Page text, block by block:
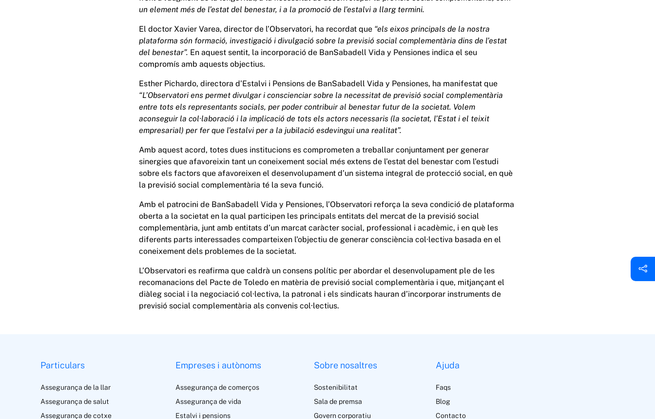
un element més de l’estat del benestar, i a la promoció de l’estalvi a llarg termini.
El doctor Xavier Varea, director de l’Observatori, ha recordat que “els eixos principals de la nostra
plataforma són formació, investigació i divulgació sobre la previsió social complementària dins de l’estat
del benestar”. En aquest sentit, la incorporació de BanSabadell Vida y Pensiones indica el seu
compromís amb aquests objectius.
Esther Pichardo, directora d’Estalvi i Pensions de BanSabadell Vida y Pensiones, ha manifestat que
“L’Observatori ens permet divulgar i conscienciar sobre la necessitat de previsió social complementària
entre tots els representants socials, per poder contribuir al benestar futur de la societat. Volem
aconseguir la col·laboració i la implicació de tots els actors necessaris (la societat, l’Estat i el teixit
empresarial) per fer que l’estalvi per a la jubilació esdevingui una realitat”.
Amb aquest acord, totes dues institucions es comprometen a treballar conjuntament per generar
sinergies que afavoreixin tant un coneixement social més extens de l’estat del benestar com l’estudi
sobre els factors que afavoreixen el desenvolupament d’un sistema integral de protecció social, en què
la previsió social complementària té la seva funció.
Amb el patrocini de BanSabadell Vida y Pensiones, l’Observatori reforça la seva condició de plataforma
oberta a la societat en la qual participen les principals entitats del mercat de la previsió social
complementària, junt amb entitats d’un marcat caràcter social, professional i acadèmic, i en què les
diferents parts interessades comparteixen l’objectiu de generar consciència col·lectiva basada en el
coneixement dels problemes de la societat.
L’Observatori es reafirma que caldrà un consens polític per abordar el desenvolupament ple de les
recomanacions del Pacte de Toledo en matèria de previsió social complementària i que, mitjançant el
diàleg social i la negociació col·lectiva, la patronal i els sindicats hauran d’incorporar instruments de
previsió social complementària als convenis col·lectius.
Particulars
Assegurança de la llar
Assegurança de salut
Assegurança de cotxe
Empreses i autònoms
Assegurança de comerços
Assegurança de vida
Estalvi i pensions
Sobre nosaltres
Sostenibilitat
Sala de premsa
Govern corporatiu
Ajuda
Faqs
Blog
Contacto